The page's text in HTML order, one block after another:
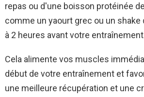
repas ou d'une boisson protéinée
comme un yaourt grec ou un shake
à 2 heures avant votre
Cela alimente vos muscles
début de votre entraînement et
une meilleure récupération et une